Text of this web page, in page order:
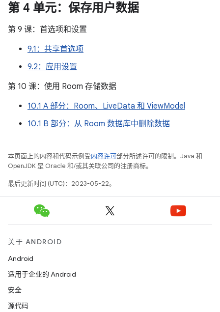
第 4 单元：保存用户数据
第 9 课：首选项和设置
9.1：共享首选项
9.2：应用设置
第 10 课：使用 Room 存储数据
10.1 A 部分：Room、LiveData 和 ViewModel
10.1 B 部分：从 Room 数据库中删除数据
本页面上的内容和代码示例受内容许可部分所述许可的限制。Java 和
OpenJDK 是 Oracle 和/或其关联公司的注册商标。
最后更新时间 (UTC)：2023-05-22。
关于 ANDROID
Android
适用于企业的 Android
安全
源代码